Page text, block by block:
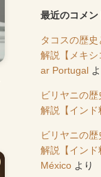
最近のコメン
タコスの歴
解説【メキシ
ar Portugal
ビリヤニの
解説【インド
ビリヤニの
解説【インド
México より